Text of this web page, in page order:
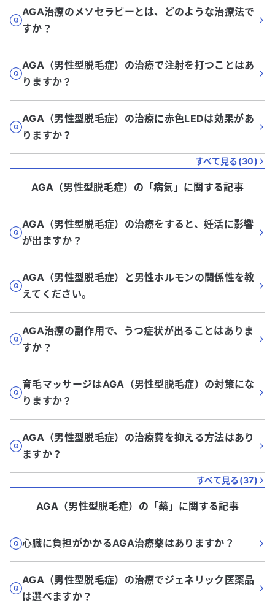
AGA治療のメソセラピーとは、どのような治療法で
すか？
AGA（男性型脱毛症）の治療で注射を打つことはあ
りますか？
AGA（男性型脱毛症）の治療に赤色LEDは効果があ
りますか？
すべて見る(30)
AGA（男性型脱毛症） の「病気 」に関する記事
AGA（男性型脱毛症）の治療をすると、妊活に影響
が出ますか？
AGA（男性型脱毛症）と男性ホルモンの関係性を教
えてください。
AGA治療の副作用で、うつ症状が出ることはありま
すか？
育毛マッサージはAGA（男性型脱毛症）の対策にな
りますか？
AGA（男性型脱毛症）の治療費を抑える方法はあり
ますか？
すべて見る(37)
AGA（男性型脱毛症） の「薬 」に関する記事
心臓に負担がかかるAGA治療薬はありますか？
AGA（男性型脱毛症）の治療でジェネリック医薬品
は選べますか？